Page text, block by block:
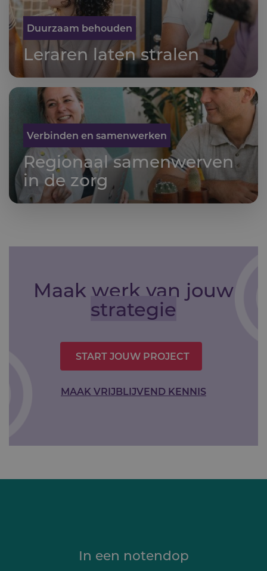
Duurzaam behouden
Leraren laten stralen
Verbinden en samenwerken
Regionaal samenwerven
in de zorg
Maak werk van jouw
strategie
START JOUW PROJECT
MAAK VRIJBLIJVEND KENNIS
In een notendop